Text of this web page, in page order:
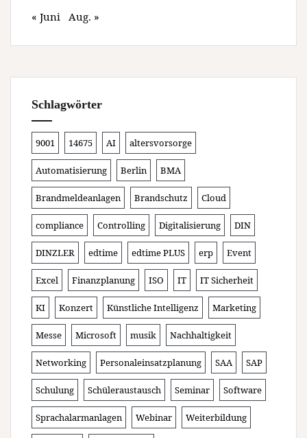
« Juni Aug. »
Schlagwörter
9001 14675 AI altersvorsorge
Automatisierung Berlin BMA
Brandmeldeanlagen Brandschutz Cloud
compliance Controlling Digitalisierung DIN
DINZLER edtime edtime PLUS erp Event
Excel Finanzplanung ISO IT IT Sicherheit
KI Konzert Künstliche Intelligenz Marketing
Messe Microsoft musik Nachhaltigkeit
Networking Personaleinsatzplanung SAA SAP
Schulung Schüleraustausch Seminar Software
Sprachalarmanlagen Webinar Weiterbildung